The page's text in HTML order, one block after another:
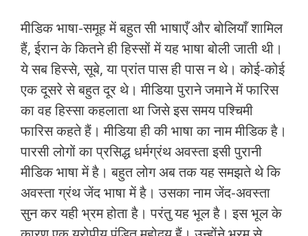
मीडिक भाषा-समूह में बहुत सी भाषाएँ और बोलियाँ शामिल
हैं, ईरान के कितने ही हिस्‍सों में यह भाषा बोली जाती थी।
ये सब हिस्‍से, सूबे, या प्रांत पास ही पास न थे। कोई-कोई
एक दूसरे से बहुत दूर थे। मीडिया पुराने जमाने में फारिस
का वह हिस्‍सा कहलाता था जिसे इस समय पश्‍चिमी
फारिस कहते हैं। मीडिया ही की भाषा का नाम मीडिक है।
पारसी लोगों का प्रसिद्ध धर्मग्रंथ अवस्‍ता इसी पुरानी
मीडिक भाषा में है। बहुत लोग अब तक यह समझते थे कि
अवस्‍ता ग्रंथ जेंद भाषा में है। उसका नाम जेंद-अवस्‍ता
सुन कर यही भ्रम होता है। परंतु यह भूल है। इस भूल के